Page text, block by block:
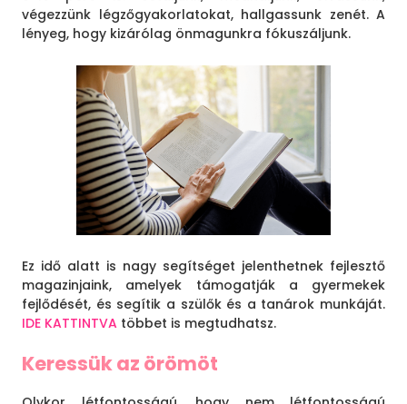
végezzünk légzőgyakorlatokat, hallgassunk zenét. A
lényeg, hogy kizárólag önmagunkra fókuszáljunk.
Ez idő alatt is nagy segítséget jelenthetnek fejlesztő
magazinjaink, amelyek támogatják a gyermekek
fejlődését, és segítik a szülők és a tanárok munkáját.
IDE KATTINTVA többet is megtudhatsz.
Keressük az örömöt